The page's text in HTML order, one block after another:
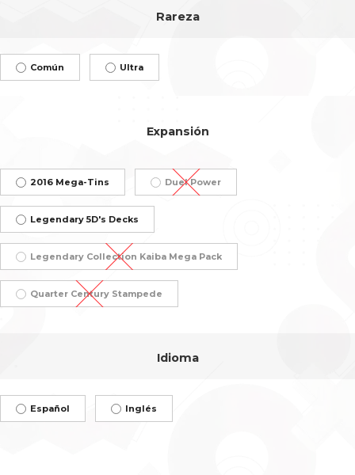
Rareza
Común Ultra
Expansión
2016 Mega-Tins Duel Power
Legendary 5D's Decks
Legendary Collection Kaiba Mega Pack
Quarter Century Stampede
Idioma
Español Inglés